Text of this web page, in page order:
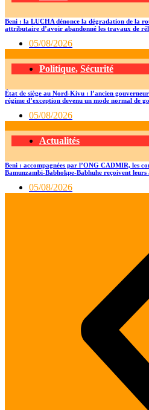
Beni : la LUCHA dénonce la dégradation de la
attributaire d’avoir abandonné les travaux de
05/08/2026
Politique, Sécurité
État de siège au Nord-Kivu : l’ancien
régime d’exception devenu un mode normal de
05/08/2026
Actualités
Beni : accompagnées par l’ONG CADMIR, les
Bamunzambi-Babhokpe-Babhuhe reçoivent
05/08/2026